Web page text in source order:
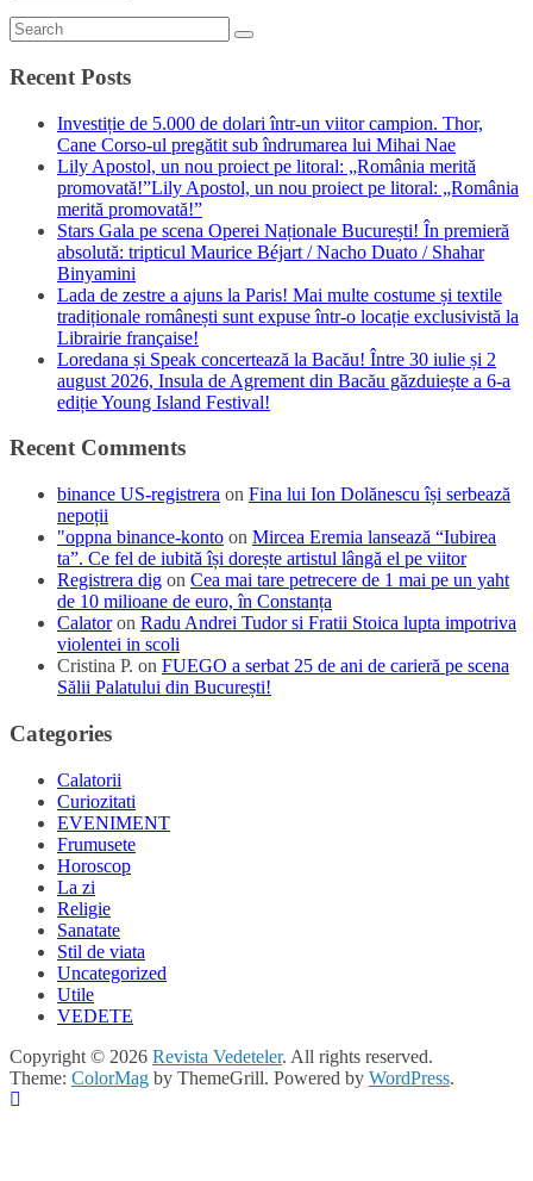
Recent Posts
Investiție de 5.000 de dolari într-un viitor campion. Thor,
Cane Corso-ul pregătit sub îndrumarea lui Mihai Nae
Lily Apostol, un nou proiect pe litoral: „România merită
promovată!”Lily Apostol, un nou proiect pe litoral: „România
merită promovată!”
Stars Gala pe scena Operei Naționale București! În premieră
absolută: tripticul Maurice Béjart / Nacho Duato / Shahar
Binyamini
Lada de zestre a ajuns la Paris! Mai multe costume și textile
tradiționale românești sunt expuse într-o locație exclusivistă la
Librairie française!
Loredana și Speak concertează la Bacău! Între 30 iulie și 2
august 2026, Insula de Agrement din Bacău găzduiește a 6-a
ediție Young Island Festival!
Recent Comments
binance US-registrera on Fina lui Ion Dolănescu își serbează
nepoții
"oppna binance-konto on Mircea Eremia lansează “Iubirea
ta”. Ce fel de iubită își dorește artistul lângă el pe viitor
Registrera dig on Cea mai tare petrecere de 1 mai pe un yaht
de 10 milioane de euro, în Constanța
Calatoron Radu Andrei Tudor si Fratii Stoica lupta impotriva
violentei in scoli
Cristina P. on FUEGO a serbat 25 de ani de carieră pe scena
Sălii Palatului din București!
Categories
Calatorii
Curiozitati
EVENIMENT
Frumusete
Horoscop
La zi
Religie
Sanatate
Stil de viata
Uncategorized
Utile
VEDETE
Copyright © 2026 Revista Vedeteler. All rights reserved.
Theme: ColorMag by ThemeGrill. Powered by WordPress.